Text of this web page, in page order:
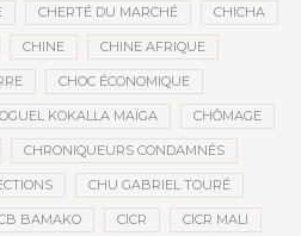
CHERTÉ DU MARCHÉ CHICHA
CHINE CHINE AFRIQUE
CHOC ÉCONOMIQUE
KOKALLA MAÏGA CHÔMAGE
CHRONIQUEURS CONDAMNÉS
CHU GABRIEL TOURÉ
BAMAKO CICR CICR MALI